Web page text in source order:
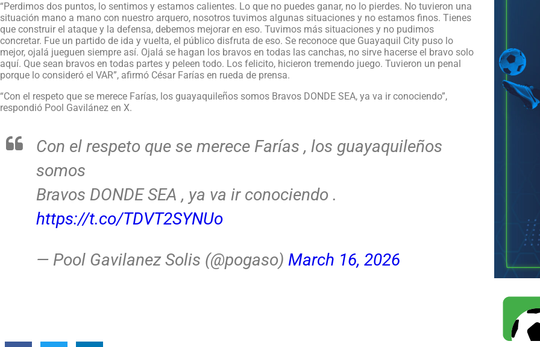
“Perdimos dos puntos, lo sentimos y estamos calientes. Lo que no puedes ganar, no lo pierdes. No tuvieron una
situación mano a mano con nuestro arquero, nosotros tuvimos algunas situaciones y no estamos finos. Tienes
que construir el ataque y la defensa, debemos mejorar en eso. Tuvimos más situaciones y no pudimos
concretar. Fue un partido de ida y vuelta, el público disfruta de eso. Se reconoce que Guayaquil City puso lo
mejor, ojalá jueguen siempre así. Ojalá se hagan los bravos en todas las canchas, no sirve hacerse el bravo solo
aquí. Que sean bravos en todas partes y peleen todo. Los felicito, hicieron tremendo juego. Tuvieron un penal
porque lo consideró el VAR”, afirmó César Farías en rueda de prensa.
“Con el respeto que se merece Farías, los guayaquileños somos Bravos DONDE SEA, ya va ir conociendo”,
respondió Pool Gavilánez en X.
Con el respeto que se merece Farías , los guayaquileños
somos
Bravos DONDE SEA , ya va ir conociendo .
https://t.co/TDVT2SYNUo
— Pool Gavilanez Solis (@pogaso) March 16, 2026